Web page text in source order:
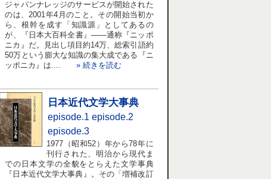
ジャパンナレッジのサービスが開始された
のは、2001年4月のこと。その開始当初か
ら、根幹を成す「知識源」としてあるの
が、『日本大百科全書』――通称『ニッポ
ニカ』だ。見出し項目約14万、総索引語約
50万という膨大な知識の集大成である『ニ
ッポニカ』は....» 続きを読む
日本近代文学大事典
episode.1 episode.2
episode.3
1977（昭和52）年から78年に
刊行された、明治から現代ま
での日本文学の全貌をとらえた文学事典
『日本近代文学大事典』。その「増補改訂